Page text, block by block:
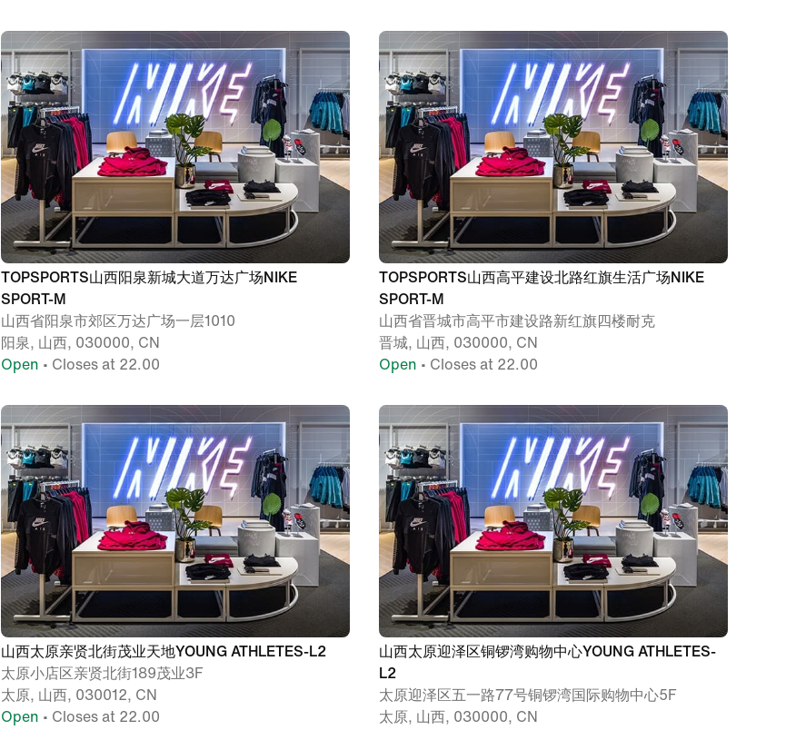
TOPSPORTS山西阳泉新城大道万达广场NIKE
SPORT-M
山西省阳泉市郊区万达广场一层1010
阳泉, 山西, 030000, CN
Open • Closes at 22.00
TOPSPORTS山西高平建设北路红旗生活广场NIKE
SPORT-M
山西省晋城市高平市建设路新红旗四楼耐克
晋城, 山西, 030000, CN
Open • Closes at 22.00
山西太原亲贤北街茂业天地YOUNG ATHLETES-L2
太原小店区亲贤北街189茂业3F
太原, 山西, 030012, CN
Open • Closes at 22.00
山西太原迎泽区铜锣湾购物中心YOUNG ATHLETES-
L2
太原迎泽区五一路77号铜锣湾国际购物中心5F
太原, 山西, 030000, CN